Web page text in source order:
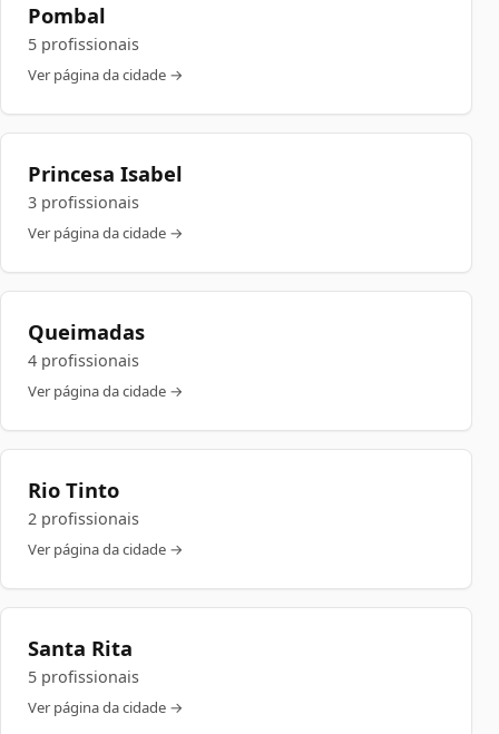
Pombal
5 profissionais
Ver página da cidade →
Princesa Isabel
3 profissionais
Ver página da cidade →
Queimadas
4 profissionais
Ver página da cidade →
Rio Tinto
2 profissionais
Ver página da cidade →
Santa Rita
5 profissionais
Ver página da cidade →